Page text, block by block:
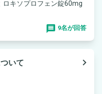
ロキソプロフェン錠60mg
9名が回答
いて
navigate_next